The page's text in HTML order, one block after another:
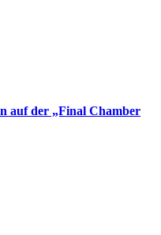
auf der „Final Chamber